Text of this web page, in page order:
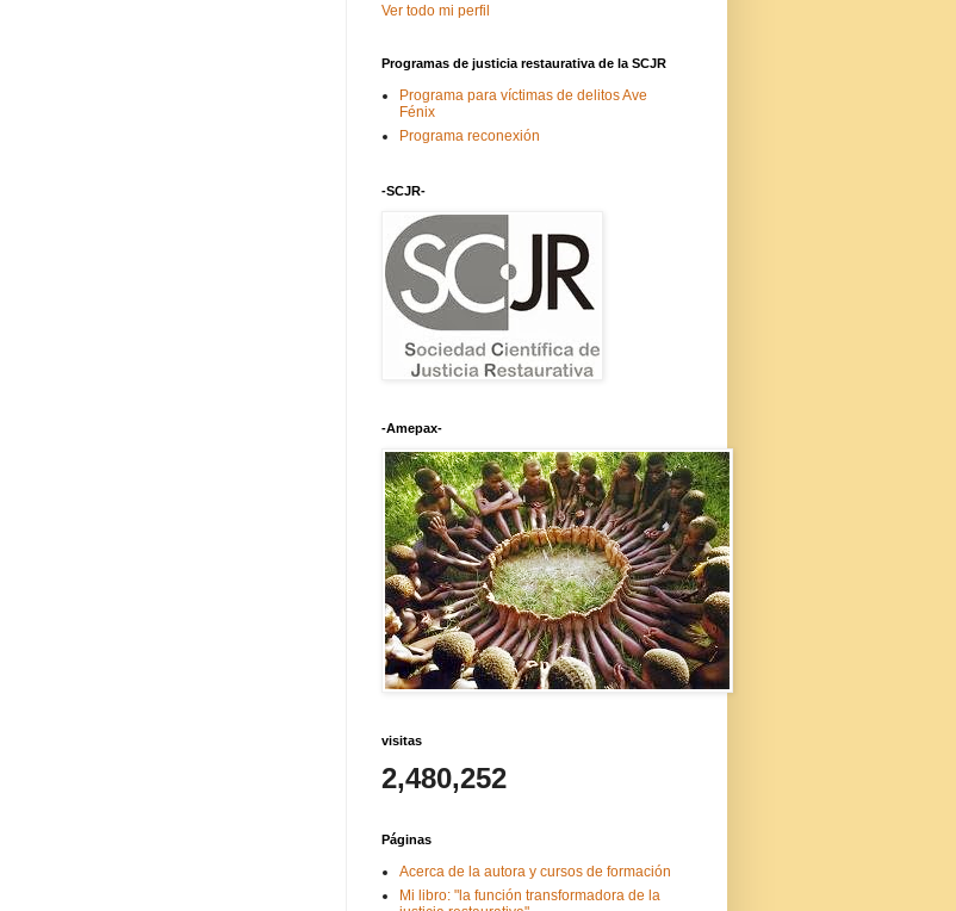
Ver todo mi perfil
Programas de justicia restaurativa de la SCJR
Programa para víctimas de delitos Ave
Fénix
Programa reconexión
-SCJR-
-Amepax-
visitas
2,480,252
Páginas
Acerca de la autora y cursos de formación
Mi libro: "la función transformadora de la